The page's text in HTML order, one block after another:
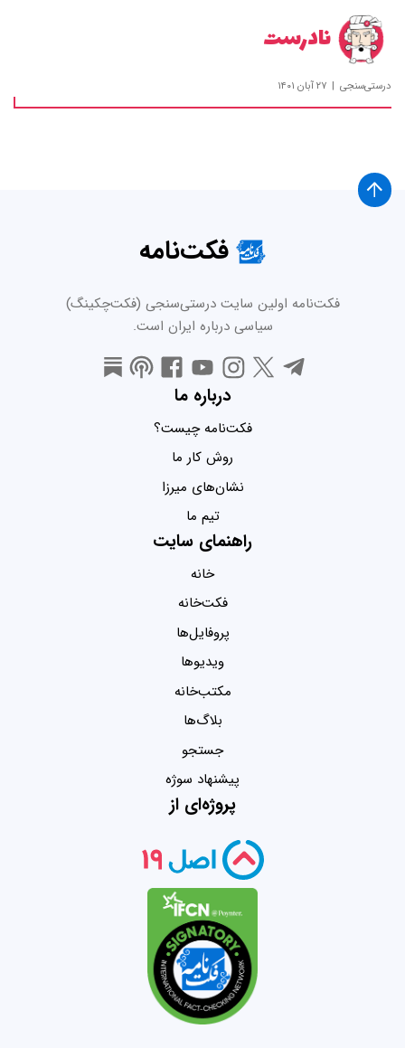
نادرست
درستی‌سنجی ۲۷ آبان ۱۴۰۱
فکت‌نامه
فکت‌نامه اولین سایت درستی‌سنجی (فکت‌چکینگ)
سیاسی درباره ایران است.
درباره ما
فکت‌نامه چیست؟
روش کار ما
نشان‌های میرزا
تیم ما
راهنمای سایت
خانه
فکت‌خانه
پروفایل‌ها
ویدیو‌ها
مکتب‌خانه
بلاگ‌ها
جستجو
پیشنهاد سوژه
پروژه‌ای از